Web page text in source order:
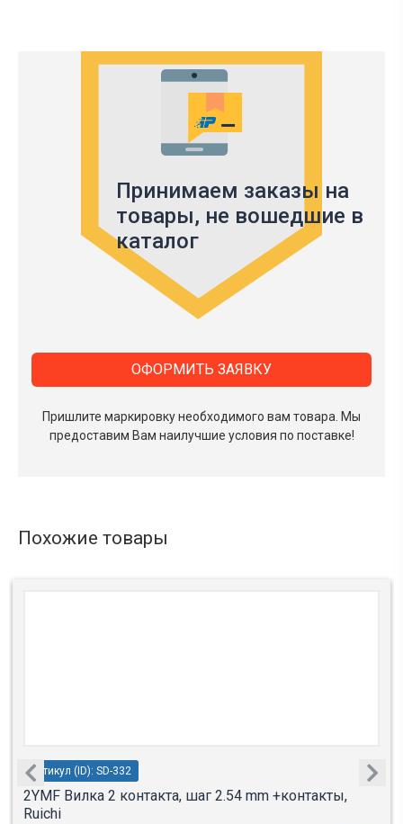
Принимаем заказы на
товары, не вошедшие в
каталог
Пришлите маркировку необходимого вам товара. Мы
предоставим Вам наилучшие условия по поставке!
ОФОРМИТЬ ЗАЯВКУ
Похожие товары
Артикул (ID): SD-332
2YMF Вилка 2 контакта, шаг 2.54 mm +контакты,
Ruichi